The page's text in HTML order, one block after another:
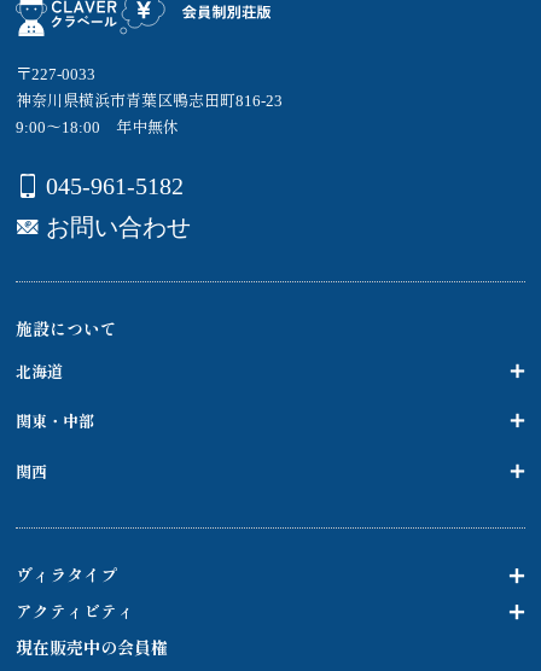
〒227-0033
神奈川県横浜市青葉区鴨志田町816-23
9:00～18:00 年中無休
045-961-5182
お問い合わせ
施設について
北海道
関東・中部
関西
ヴィラタイプ
アクティビティ
現在販売中の会員権